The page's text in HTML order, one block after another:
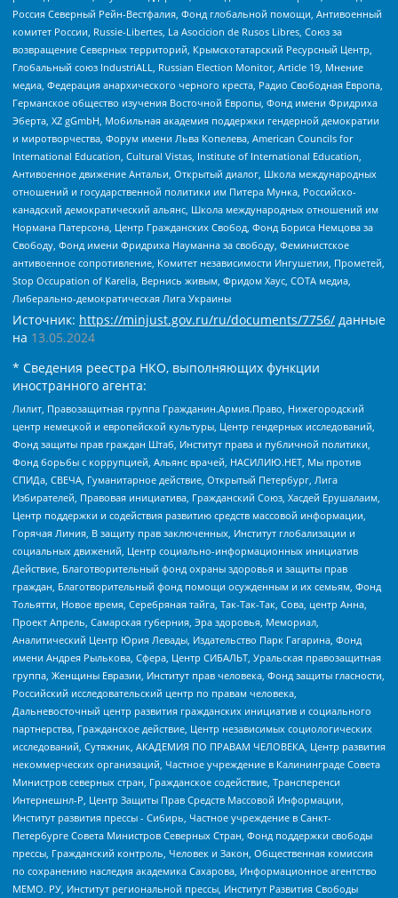
Россия Северный Рейн-Вестфалия, Фонд глобальной помощи, Антивоенный
комитет России, Russie-Libertes, La Asocicion de Rusos Libres, Союз за
возвращение Северных территорий, Крымскотатарский Ресурсный Центр,
Глобальный союз IndustriALL, Russian Election Monitor, Article 19, Мнение
медиа, Федерация анархического черного креста, Радио Свободная Европа,
Германское общество изучения Восточной Европы, Фонд имени Фридриха
Эберта, XZ gGmbH, Мобильная академия поддержки гендерной демократии
и миротворчества, Форум имени Льва Копелева, American Councils for
International Education, Cultural Vistas, Institute of International Education,
Антивоенное движение Антальи, Открытый диалог, Школа международных
отношений и государственной политики им Питера Мунка, Российско-
канадский демократический альянс, Школа международных отношений им
Нормана Патерсона, Центр Гражданских Свобод, Фонд Бориса Немцова за
Свободу, Фонд имени Фридриха Науманна за свободу, Феминистское
антивоенное сопротивление, Комитет независимости Ингушетии, Прометей,
Stop Occupation of Karelia, Вернись живым, Фридом Хаус, СОТА медиа,
Либерально-демократическая Лига Украины
Источник: https://minjust.gov.ru/ru/documents/7756/ данные
на 13.05.2024
* Сведения реестра НКО, выполняющих функции
иностранного агента:
Лилит, Правозащитная группа Гражданин.Армия.Право, Нижегородский
центр немецкой и европейской культуры, Центр гендерных исследований,
Фонд защиты прав граждан Штаб, Институт права и публичной политики,
Фонд борьбы с коррупцией, Альянс врачей, НАСИЛИЮ.НЕТ, Мы против
СПИДа, СВЕЧА, Гуманитарное действие, Открытый Петербург, Лига
Избирателей, Правовая инициатива, Гражданский Союз, Хасдей Ерушалаим,
Центр поддержки и содействия развитию средств массовой информации,
Горячая Линия, В защиту прав заключенных, Институт глобализации и
социальных движений, Центр социально-информационных инициатив
Действие, Благотворительный фонд охраны здоровья и защиты прав
граждан, Благотворительный фонд помощи осужденным и их семьям, Фонд
Тольятти, Новое время, Серебряная тайга, Так-Так-Так, Сова, центр Анна,
Проект Апрель, Самарская губерния, Эра здоровья, Мемориал,
Аналитический Центр Юрия Левады, Издательство Парк Гагарина, Фонд
имени Андрея Рылькова, Сфера, Центр СИБАЛЬТ, Уральская правозащитная
группа, Женщины Евразии, Институт прав человека, Фонд защиты гласности,
Российский исследовательский центр по правам человека,
Дальневосточный центр развития гражданских инициатив и социального
партнерства, Гражданское действие, Центр независимых социологических
исследований, Сутяжник, АКАДЕМИЯ ПО ПРАВАМ ЧЕЛОВЕКА, Центр развития
некоммерческих организаций, Частное учреждение в Калининграде Совета
Министров северных стран, Гражданское содействие, Трансперенси
Интернешнл-Р, Центр Защиты Прав Средств Массовой Информации,
Институт развития прессы - Сибирь, Частное учреждение в Санкт-
Петербурге Совета Министров Северных Стран, Фонд поддержки свободы
прессы, Гражданский контроль, Человек и Закон, Общественная комиссия
по сохранению наследия академика Сахарова, Информационное агентство
МЕМО. РУ, Институт региональной прессы, Институт Развития Свободы